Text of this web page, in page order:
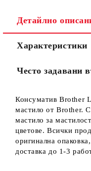
Детайлно
Характеристики
Често задавани
Консуматив Brother
мастило от Brother.
мастило за
цветове. Всички
оригинална
доставка до 1-3